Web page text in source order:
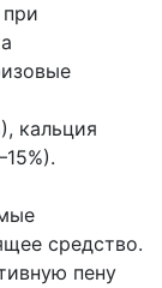
кальция
средство.
пену